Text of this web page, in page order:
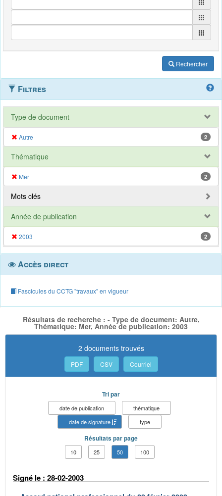
Rechercher
Filtres
Type de document
Autre 2
Thématique
Mer 2
Mots clés
Année de publication
2003 2
Accès direct
Fascicules du CCTG "travaux" en vigueur
Résultats de recherche : - Type de document: Autre,
Thématique: Mer, Année de publication: 2003
2 documents trouvés
PDF CSV Courriel
Tri par
date de publication
thématique
date de signature
type
Résultats par page
10 25 50 100
Signé le : 28-02-2003